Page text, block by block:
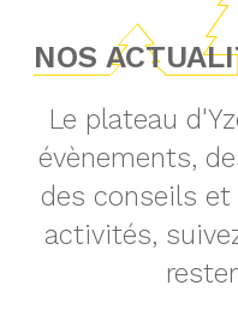
NOS
Le plateau
évènements,
des conseils
activités,